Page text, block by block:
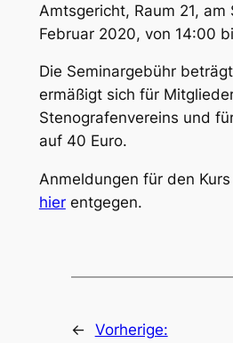
Amtsgericht, Raum 21, am
Februar 2020, von 14:00
Die Seminargebühr
ermäßigt sich für
Stenografenvereins und
auf 40 Euro.
Anmeldungen für den
hierentgegen.
← Vorherige: